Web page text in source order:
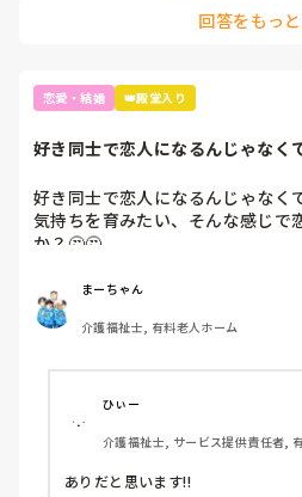
だから今じゃ...旦那 他のとこで働
👌🏻
回答をもっ
恋愛・結婚 👑殿堂入り
好き同士で恋人になるんじゃなく
好き同士で恋人になるんじゃなく
気持ちを育みたい、そんな感じで
か？🤔🤔
まーちゃん
介護福祉士, 有料老人ホーム
ひぃー
介護福祉士, サービス提供責任者,
ありだと思います!!